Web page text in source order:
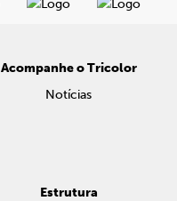
Acompanhe o Tricolor
Notícias
Estrutura